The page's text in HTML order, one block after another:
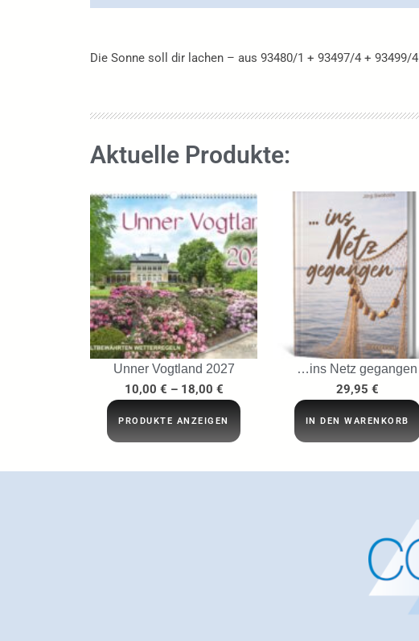
Die Sonne soll dir lachen – aus 93480/1 + 93497/4 + 93499/4
Aktuelle Produkte:
Unner Vogtland 2027
10,00 € – 18,00 €
PRODUKTE ANZEIGEN
…ins Netz gegangen
29,95 €
IN DEN WARENKORB